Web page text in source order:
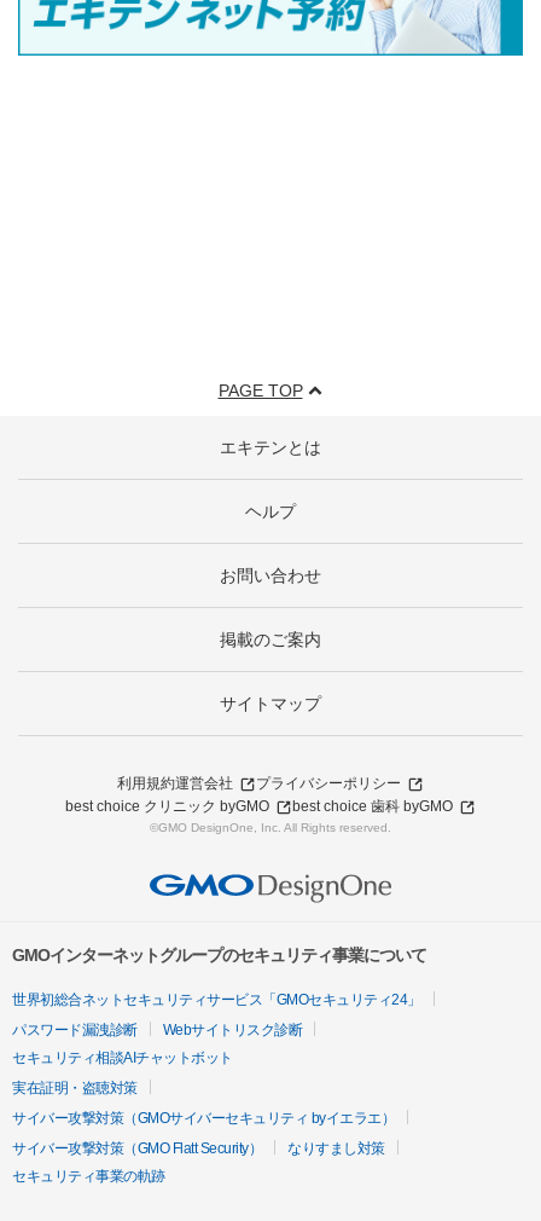
PAGE TOP
エキテンとは
ヘルプ
お問い合わせ
掲載のご案内
サイトマップ
利用規約運営会社
プライバシーポリシー
best choice クリニック byGMO
best choice 歯科 byGMO
©GMO DesignOne, Inc. All Rights reserved.
GMOインターネットグループのセキュリティ事業について
世界初総合ネットセキュリティサービス「GMOセキュリティ24」
パスワード漏洩診断
Webサイトリスク診断
セキュリティ相談AIチャットボット
実在証明・盗聴対策
サイバー攻撃対策（GMOサイバーセキュリティ byイエラエ）
サイバー攻撃対策（GMO Flatt Security）
なりすまし対策
セキュリティ事業の軌跡